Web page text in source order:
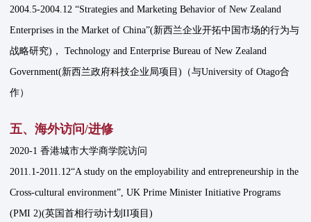
2004.5-2004.12 “Strategies and Marketing Behavior of New Zealand
Enterprises in the Market of China”(新西兰企业开拓中国市场的行为与
战略研究)， Technology and Enterprise Bureau of New Zealand
Government(新西兰政府科技企业局项目)（与University of Otago合
作）
五、海外访问/进修
2020-1 香港城市大学商学院访问
2011.1-2011.12“A study on the employability and entrepreneurship in the
Cross-cultural environment”, UK Prime Minister Initiative Programs
(PMI 2)(英国首相行动计划II项目)